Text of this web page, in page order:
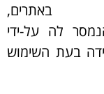
באתרים,
לה על-ידי
בעת השימוש